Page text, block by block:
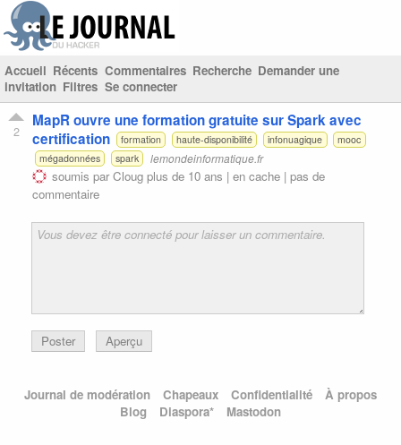
Accueil Récents Commentaires Recherche Demander une
invitation Filtres Se connecter
2
MapR ouvre une formation gratuite sur Spark avec
certification
formation haute-disponibilité infonuagique
mooc
mégadonnées
spark lemondeinformatique.fr
soumis parCloug plus de 10 ans | en cache | pas de
commentaire
Poster Aperçu
Journal de modération Chapeaux Confidentialité
À propos
Blog
Diaspora* Mastodon